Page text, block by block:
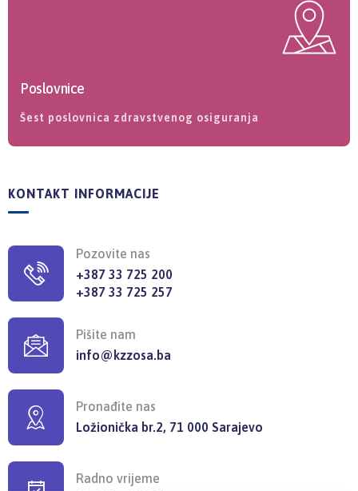
Poslovnice
Šest poslovnica zdravstvenog osiguranja
KONTAKT INFORMACIJE
Pozovite nas
+387 33 725 200
+387 33 725 257
Pišite nam
info@kzzosa.ba
Pronađite nas
Ložionička br.2, 71 000 Sarajevo
Radno vrijeme